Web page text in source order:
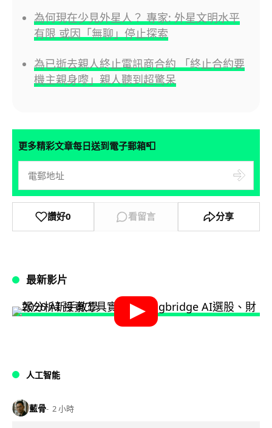
為何現在少見外星人？ 專家: 外星文明水平
有限 或因「無聊」停止探索
為已逝去親人終止電訊商合約 「終止合約要
機主親身嚟」親人聽到超驚呆
更多精彩文章每日送到電子郵箱📮
讚好0 看留言 分享
最新影片
人工智能
藍骨 2 小時